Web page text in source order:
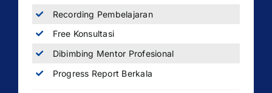
Recording Pembelajaran
Free Konsultasi
Dibimbing Mentor Profesional
Progress Report Berkala